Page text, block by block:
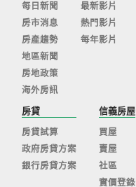
每日新聞
房市消息
房產趨勢
地區新聞
房地政策
海外房訊
最新影片
熱門影片
每年影片
房貸
房貸試算
政府房貸方案
銀行房貸方案
信義房屋
買屋
賣屋
社區
實價登錄